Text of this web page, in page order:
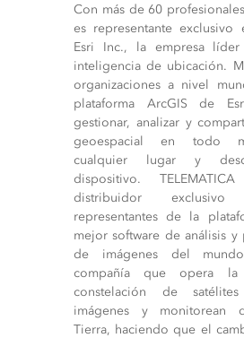
Con más de 60
es representante
Esri Inc., la empresa
inteligencia de ubicación.
organizaciones a nivel
plataforma ArcGIS de
gestionar, analizar y
geoespacial en todo
cualquier lugar y
dispositivo.
distribuidor
representantes de la
mejor software de análisis y
de imágenes del
compañía que opera la
constelación de
imágenes y monitorean
Tierra, haciendo que el